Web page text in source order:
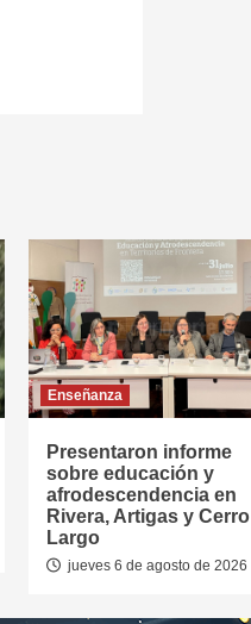
Enseñanza
Presentaron informe
sobre educación y
afrodescendencia en
Rivera, Artigas y Cerro
Largo
jueves 6 de agosto de 2026